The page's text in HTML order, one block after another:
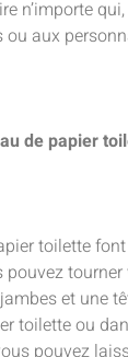
n’importe
aux
de papier
toilette
et une
toilette ou
pouvez